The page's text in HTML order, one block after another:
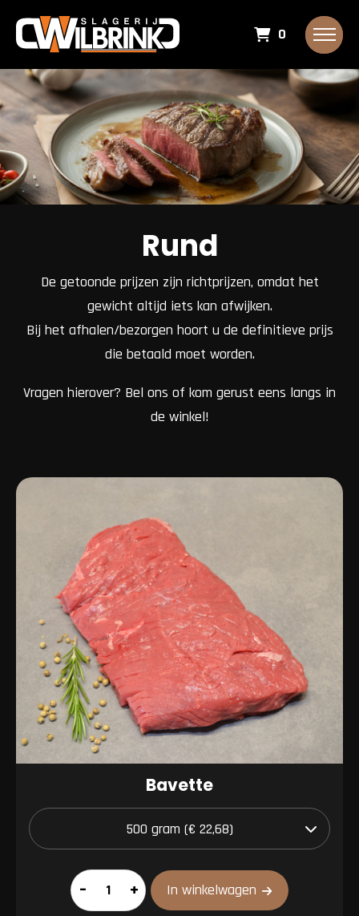
0
Rund
De getoonde prijzen zijn richtprijzen, omdat het
gewicht altijd iets kan afwijken.
Bij het afhalen/bezorgen hoort u de definitieve prijs
die betaald moet worden.
Vragen hierover? Bel ons of kom gerust eens langs in
de winkel!
Bavette
Bavette
aantal
– + In winkelwagen